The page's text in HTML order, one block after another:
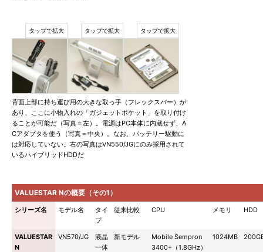
背面上部に持ち運び用の大きな取っ手（フレックスバー）が
あり、ここに小物入れの「ガジェットポケット」を取り付け
ることが可能だ（写真＝左）。電源はPC本体に内蔵せず、A
Cアダプタを使う（写真＝中央）。なお、バッテリー駆動に
は対応していない。右の写真はVN550/JGにのみ採用されて
いるハイブリッドHDDだ
VALUESTAR Nの概要（その1）
シリーズ名 モデル名
タイ
プ
従来比較 CPU メモリ HDD
VALUESTAR
N
VN570/JG
液晶
一体
新モデル
Mobile Sempron
3400+（1.8GHz）
1024MB